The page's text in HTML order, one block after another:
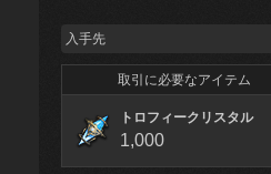
入手先
取引に必要なアイテム
トロフィークリスタル
1,000